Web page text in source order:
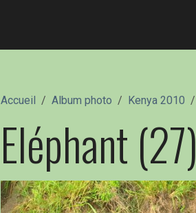
Accueil Album photo Kenya 2010
Eléphant (27)